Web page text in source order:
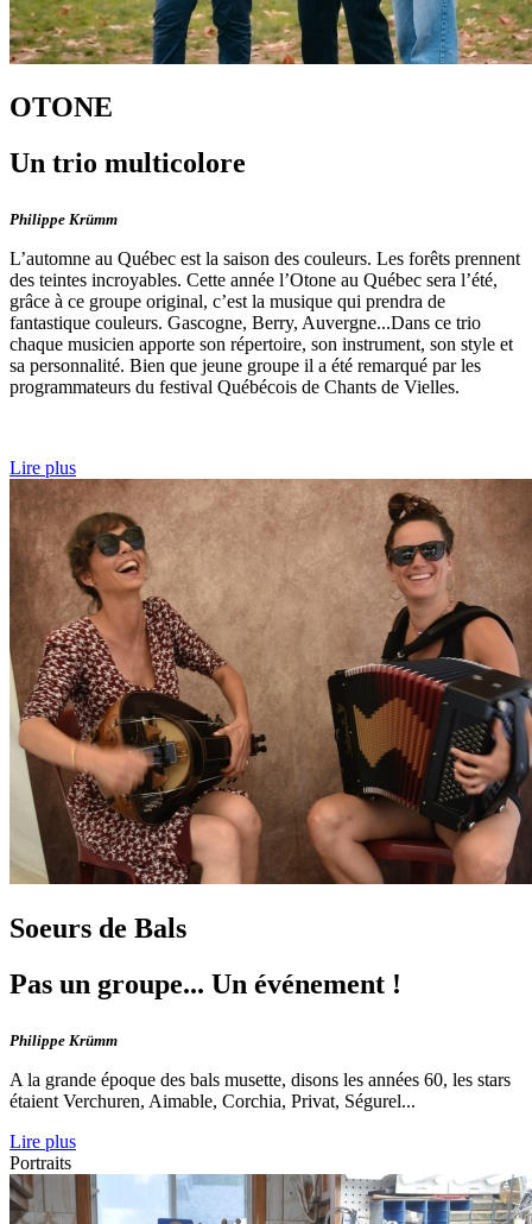
OTONE
Un trio multicolore
Philippe Krümm
L’automne au Québec est la saison des couleurs. Les forêts prennent
des teintes incroyables. Cette année l’Otone au Québec sera l’été,
grâce à ce groupe original, c’est la musique qui prendra de
fantastique couleurs. Gascogne, Berry, Auvergne...Dans ce trio
chaque musicien apporte son répertoire, son instrument, son style et
sa personnalité. Bien que jeune groupe il a été remarqué par les
programmateurs du festival Québécois de Chants de Vielles.
Lire plus
Soeurs de Bals
Pas un groupe... Un événement !
Philippe Krümm
A la grande époque des bals musette, disons les années 60, les stars
étaient Verchuren, Aimable, Corchia, Privat, Ségurel...
Lire plus
Portraits